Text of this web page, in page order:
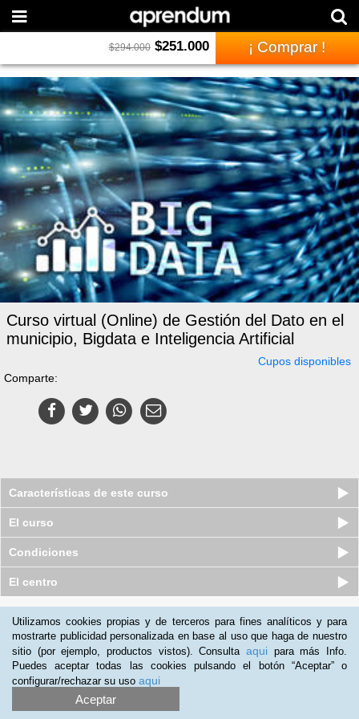
$294.000 $251.000 ¡ Comprar !
Curso virtual (Online) de Gestión del Dato en el
municipio, Bigdata e Inteligencia Artificial
Cupos disponibles
Comparte:
Características de este curso
El curso
Condiciones
El centro
Utilizamos cookies propias y de terceros para fines analíticos y para
mostrarte publicidad personalizada en base al uso que haga de nuestro
sitio (por ejemplo, productos vistos). Consulta aqui para más Info.
Puedes aceptar todas las cookies pulsando el botón “Aceptar” o
configurar/rechazar su uso aqui
Aceptar
Promociona tu negocio |Programa de Afiliación
2012-2026 Aprendum
LLámanos: